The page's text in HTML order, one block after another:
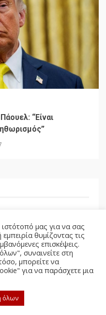
“Είναι
All rights reserved.
μας για να σας
θυμίζοντας τις
επισκέψεις.
συναινείτε στη
μπορείτε να
για να παράσχετε μια
όλων